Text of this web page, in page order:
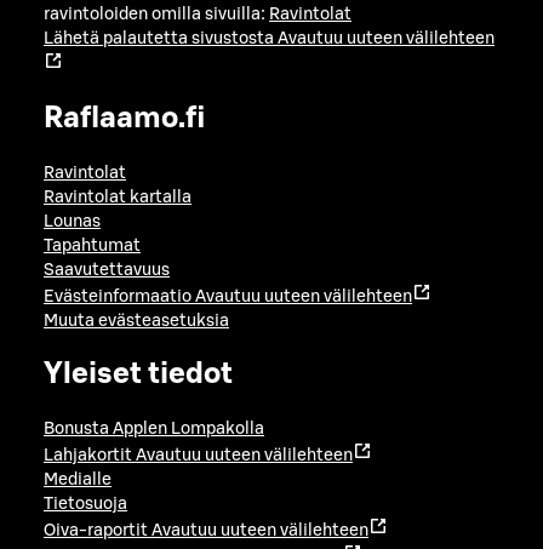
ravintoloiden omilla sivuilla: Ravintolat
Lähetä palautetta sivustosta Avautuu uuteen välilehteen
Raflaamo.fi
Ravintolat
Ravintolat kartalla
Lounas
Tapahtumat
Saavutettavuus
Evästeinformaatio Avautuu uuteen välilehteen
Muuta evästeasetuksia
Yleiset tiedot
Bonusta Applen Lompakolla
Lahjakortit Avautuu uuteen välilehteen
Medialle
Tietosuoja
Oiva-raportit Avautuu uuteen välilehteen